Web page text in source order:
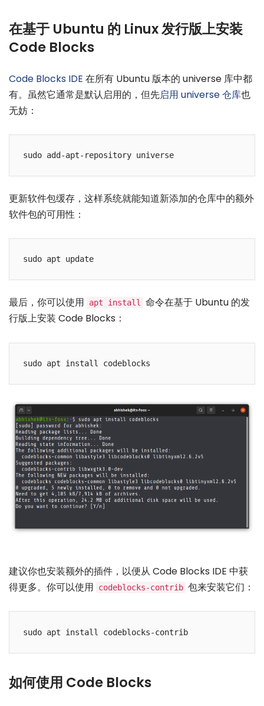
在基于 Ubuntu 的 Linux 发行版上安装
Code Blocks
Code Blocks IDE 在所有 Ubuntu 版本的 universe 库中都
有。虽然它通常是默认启用的，但先启用 universe 仓库也
无妨：
更新软件包缓存，这样系统就能知道新添加的仓库中的额外
软件包的可用性：
最后，你可以使用 apt install 命令在基于 Ubuntu 的发
行版上安装 Code Blocks：
建议你也安装额外的插件，以便从 Code Blocks IDE 中获
得更多。你可以使用
codeblocks-contrib 包来安装它们：
如何使用 Code Blocks